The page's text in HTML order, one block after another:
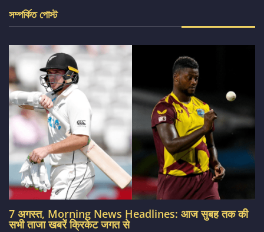
সম্পর্কিত পোস্ট
7 अगस्त, Morning News Headlines: आज सुबह तक की
सभी ताजा खबरें क्रिकेट जगत से